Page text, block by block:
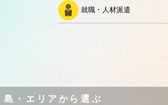
就職・人材派遣
島・エリアから選ぶ